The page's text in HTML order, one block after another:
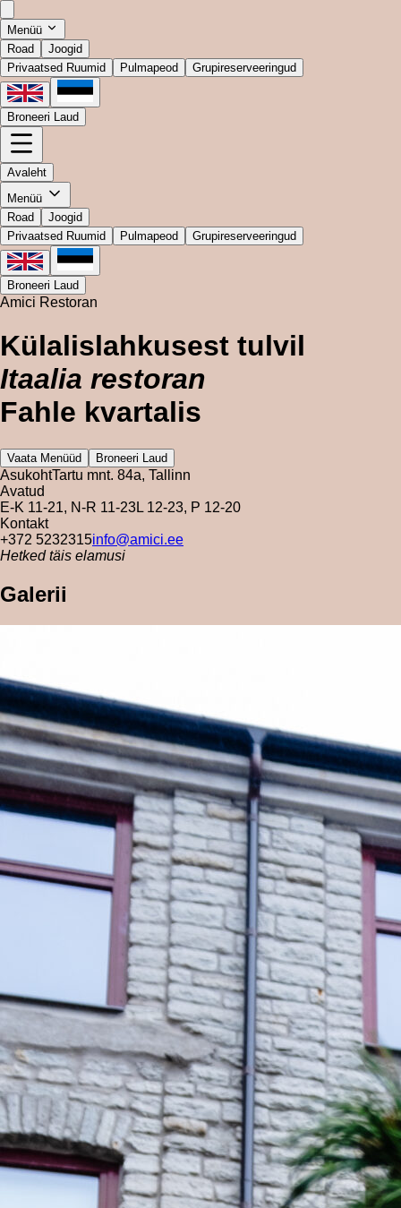
Menüü
Road
Joogid
Privaatsed Ruumid
Pulmapeod Grupireserveeringud
Broneeri Laud
Avaleht
Menüü
Road
Joogid
Privaatsed Ruumid
Pulmapeod Grupireserveeringud
Broneeri Laud
Amici Restoran
Külalislahkusest tulvil
Itaalia restoran
Fahle kvartalis
Vaata Menüüd Broneeri Laud
AsukohtTartu mnt. 84a, Tallinn
Avatud
E-K 11-21, N-R 11-23L 12-23, P 12-20
Kontakt
+372 5232315info@amici.ee
Hetked täis elamusi
Galerii